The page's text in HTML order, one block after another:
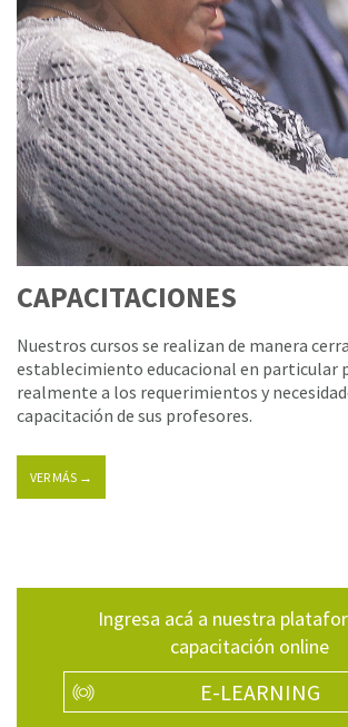
CAPACITACIONES
Nuestros cursos se realizan de manera
establecimiento educacional en particular
realmente a los requerimientos y
capacitación de sus profesores.
VER MÁS →
Ingresa acá a nuestra
capacitación online
E-LEARNING